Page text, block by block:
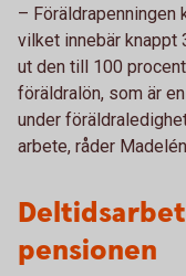
– Föräldrapenningen
vilket innebär knappt
ut den till 100
föräldralön, som är
under
arbete, råder
pensionen